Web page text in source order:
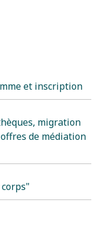
et inscription
migration
de médiation